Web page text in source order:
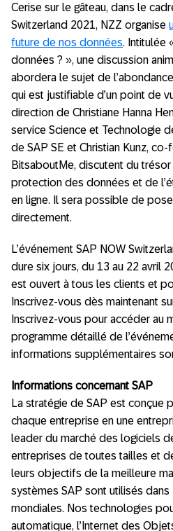
Cerise sur le gâteau, dans le
Switzerland 2021, NZZ organise
future de nos données. Intitulée
données ? », une discussion
abordera le sujet de
qui est justifiable d’un point de
direction de Christiane Hanna
service Science et Technologie
de SAP SE et Christian Kunz,
BitsaboutMe, discutent du
protection des données et de
en ligne. Il sera possible de
directement.
L’événement SAP NOW
dure six jours, du 13 au 22 avril
est ouvert à tous les clients et
Inscrivez-vous dès maintenant
Inscrivez-vous pour accéder au
programme détaillé de
informations supplémentaires
Informations concernant SAP
La stratégie de SAP est conçue
chaque entreprise en une
leader du marché des logiciels
entreprises de toutes tailles et
leurs objectifs de la meilleure
systèmes SAP sont utilisés
mondiales. Nos technologies
automatique, l’Internet des